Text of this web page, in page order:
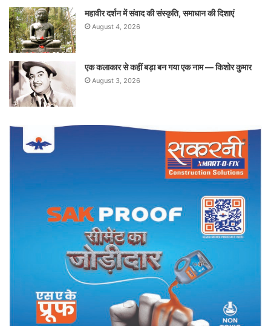
महावीर दर्शन में संवाद की संस्कृति, समाधान की दिशाएं
August 4, 2026
एक कलाकार से कहीं बड़ा बन गया एक नाम — किशोर कुमार
August 3, 2026